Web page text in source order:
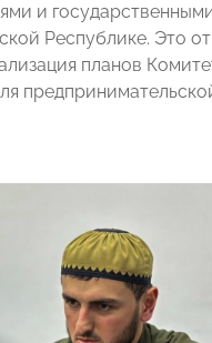
и
Республике. Это
планов